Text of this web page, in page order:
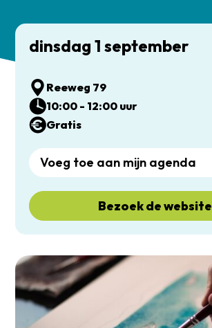
dinsdag 1 september
Reeweg 79
10:00 - 12:00 uur
Gratis
Voeg toe aan mijn agenda
Bezoek de website